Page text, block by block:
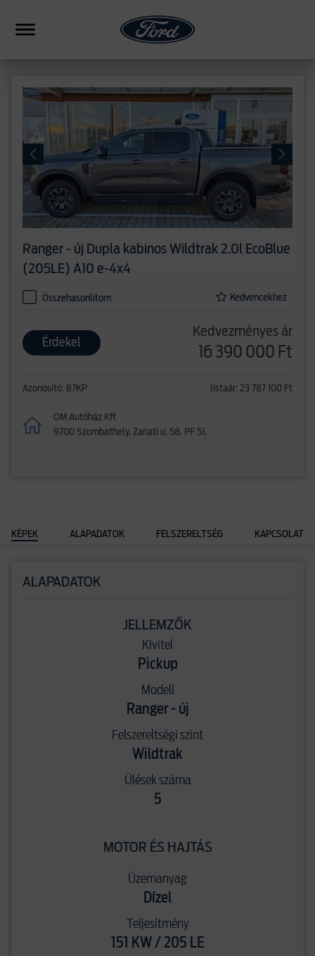
SUV
Ranger - új Dupla kabinos Wildtrak 2.0l EcoBlue
(205LE) A10 e-4x4
Összehasonlítom Kedvencekhez
Érdekel
Kedvezményes ár
16 390 000 Ft
Azonosító: 87KP listaár: 23 787 100 Ft
OM Autóház Kft
9700 Szombathely, Zanati u. 58. PF 51.
KÉPEK ALAPADATOK FELSZERELTSÉG KAPCSOLAT
ALAPADATOK
JELLEMZŐK
Kivitel
Pickup
Modell
Ranger - új
Felszereltségi szint
Wildtrak
Ülések száma
5
MOTOR ÉS HAJTÁS
Üzemanyag
Dízel
Teljesítmény
151 KW / 205 LE